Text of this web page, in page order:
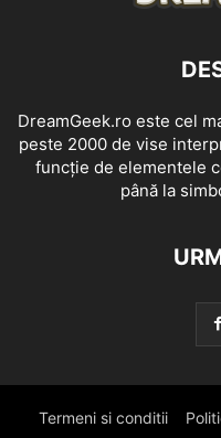
DreamGeek.ro este cel
peste 2000 de vise
funcție de elementele
până la
Termeni si conditii